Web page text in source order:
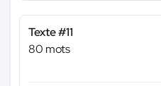
Texte #11
80 mots